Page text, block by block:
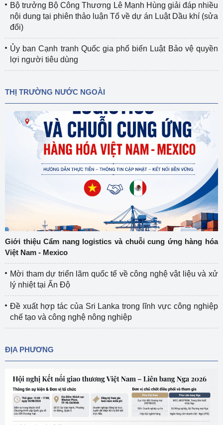
Bộ trưởng Bộ Công Thương Lê Mạnh Hùng giải đáp nhiều
nội dung tại phiên thảo luận Tổ về dự án Luật Dầu khí (sửa
đổi)
Ủy ban Cạnh tranh Quốc gia phổ biến Luật Bảo vệ quyền
lợi người tiêu dùng
THỊ TRƯỜNG NƯỚC NGOÀI
Giới thiệu Cẩm nang logistics và chuỗi cung ứng hàng hóa
Việt Nam - Mexico
Mời tham dự triển lãm quốc tế về công nghệ vật liệu và xử
lý nhiệt tại Ấn Độ
Đề xuất hợp tác của Sri Lanka trong lĩnh vực công nghiệp
chế tạo và công nghệ nông nghiệp
ĐỊA PHƯƠNG